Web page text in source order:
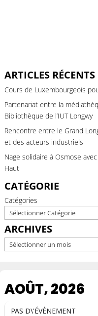
ARTICLES RÉCENTS
Cours de Luxembourgeois
Partenariat entre la
Bibliothèque de l’IUT Longwy
Rencontre entre le Grand
et des acteurs industriels
Nage solidaire à Osmose avec
Haut
CATÉGORIE
Catégories
ARCHIVES
Archives
AOÛT, 2026
PAS D\'ÉVÈNEMENT